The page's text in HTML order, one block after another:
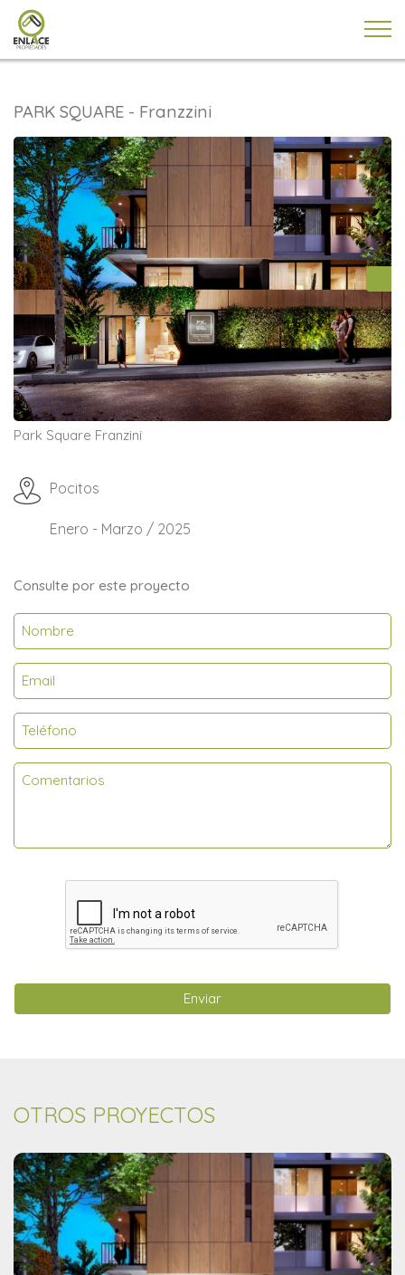
PARK SQUARE - Franzzini
Park Square Franzini
Pocitos
Enero - Marzo / 2025
Consulte por este proyecto
Enviar
OTROS PROYECTOS